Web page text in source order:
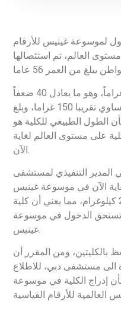
لموسوعة غينيس للأرقام
مستوى العالم، تم استئصالها
وقد بلغ وزن الكليتين معاً 13 كيلوغراماً، وهو ما يعادل 40 ضعفاً
من وزن الكلية الطبيعي والذي يساوي تقريبا 150 غراما، وبلغ
40 سم علما بأن الطول الطبيعي للكلية هو
على مستوى العالم لغاية
المدير التنفيذي لمستشفى
الآن في موسوعة غينيس
للأرقام القياسية العالمية هو 2.7 كيلوغرام، مما يعني أن كلية
الدخول في موسوعة
غينيس.
بالكليتين، ومن المقرر أن
الى مستشفى دبي، للاطلاع
إدراج الكلية في موسوعة